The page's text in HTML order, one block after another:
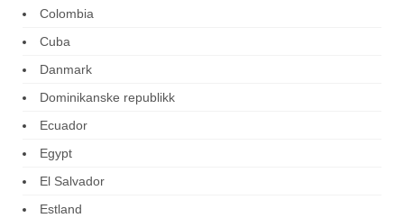
Colombia
Cuba
Danmark
Dominikanske republikk
Ecuador
Egypt
El Salvador
Estland